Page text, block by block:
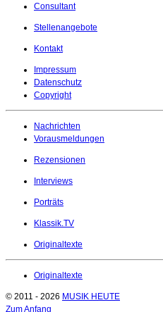
Consultant
Stellenangebote
Kontakt
Impressum
Datenschutz
Copyright
Nachrichten
Vorausmeldungen
Rezensionen
Interviews
Porträts
Klassik.TV
Originaltexte
Originaltexte
© 2011 - 2026 MUSIK HEUTE
Zum Anfang